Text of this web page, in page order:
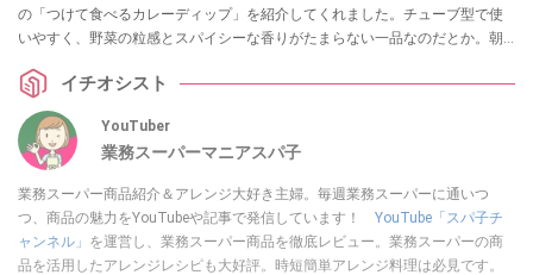
の「つけて食べるカレーディップ」を紹介してくれました。チューブ型で使
いやすく、野菜の粒感とスパイシーな香りがたまらない一品なのだとか。朝
ースの魅力を詳しくお届けします！
イチオシスト
YouTuber
業務スーパーマニアスパ子
業務スーパー商品紹介＆アレンジ大好き主婦。毎週業務スーパーに通いつ
つ、商品の魅力をYouTubeや記事で発信しています！ YouTube「スパ子チ
ャンネル」 を運営し、業務スーパー商品を徹底レビュー。業務スーパーの商
品を活用したアレンジレシピも大好評。時短簡単アレンジ料理は必見です。